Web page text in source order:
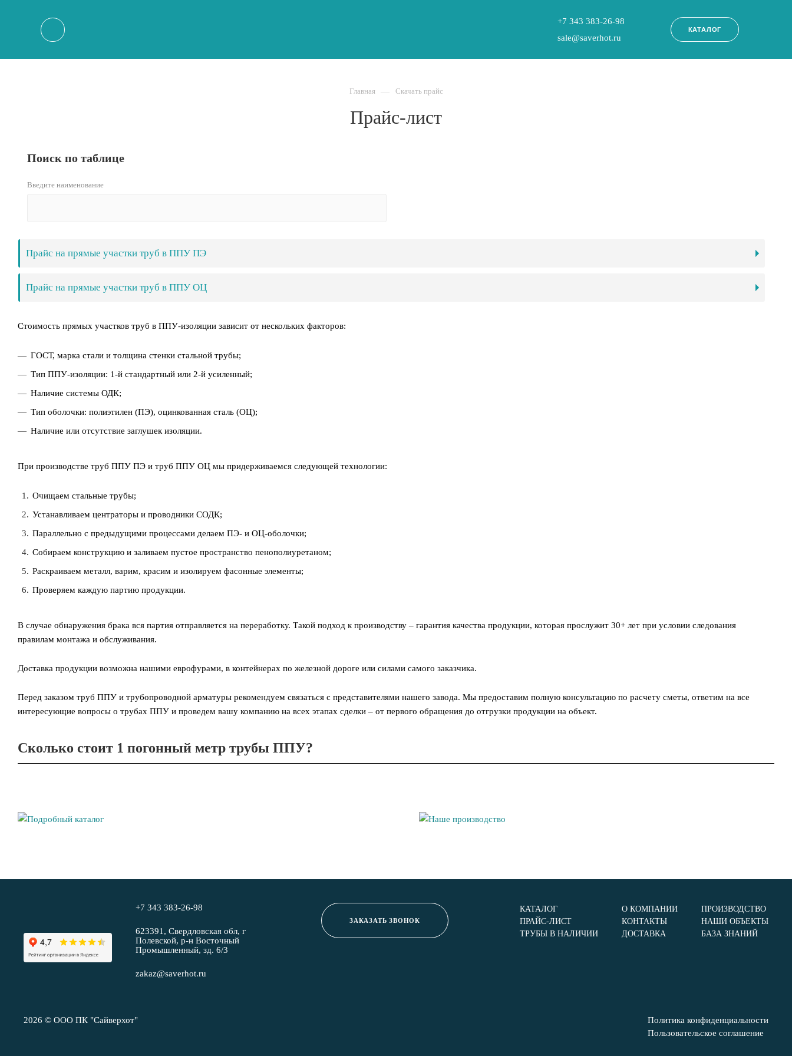
+7 343 383-26-98
sale@saverhot.ru
КАТАЛОГ
Главная — Скачать прайс
Прайс-лист
Поиск по таблице
Введите наименование
Прайс на прямые участки труб в ППУ ПЭ
Прайс на прямые участки труб в ППУ ОЦ
Стоимость прямых участков труб в ППУ-изоляции зависит от нескольких факторов:
ГОСТ, марка стали и толщина стенки стальной трубы;
Тип ППУ-изоляции: 1-й стандартный или 2-й усиленный;
Наличие системы ОДК;
Тип оболочки: полиэтилен (ПЭ), оцинкованная сталь (ОЦ);
Наличие или отсутствие заглушек изоляции.
При производстве труб ППУ ПЭ и труб ППУ ОЦ мы придерживаемся следующей технологии:
Очищаем стальные трубы;
Устанавливаем центраторы и проводники СОДК;
Параллельно с предыдущими процессами делаем ПЭ- и ОЦ-оболочки;
Собираем конструкцию и заливаем пустое пространство пенополиуретаном;
Раскраиваем металл, варим, красим и изолируем фасонные элементы;
Проверяем каждую партию продукции.
В случае обнаружения брака вся партия отправляется на переработку. Такой подход к производству – гарантия качества продукции, которая прослужит 30+ лет при условии следования
правилам монтажа и обслуживания.
Доставка продукции возможна нашими еврофурами, в контейнерах по железной дороге или силами самого заказчика.
Перед заказом труб ППУ и трубопроводной арматуры рекомендуем связаться с представителями нашего завода. Мы предоставим полную консультацию по расчету сметы, ответим на все
интересующие вопросы о трубах ППУ и проведем вашу компанию на всех этапах сделки – от первого обращения до отгрузки продукции на объект.
Сколько стоит 1 погонный метр трубы ППУ?
+7 343 383-26-98
623391, Свердловская обл, г
Полевской, р-н Восточный
Промышленный, зд. 6/3
zakaz@saverhot.ru
ЗАКАЗАТЬ ЗВОНОК
КАТАЛОГ
ПРАЙС-ЛИСТ
ТРУБЫ В НАЛИЧИИ
О КОМПАНИИ
КОНТАКТЫ
ДОСТАВКА
ПРОИЗВОДСТВО
НАШИ ОБЪЕКТЫ
БАЗА ЗНАНИЙ
2026 © ООО ПК "Сайверхот"
Политика конфиденциальности
Пользовательское соглашение